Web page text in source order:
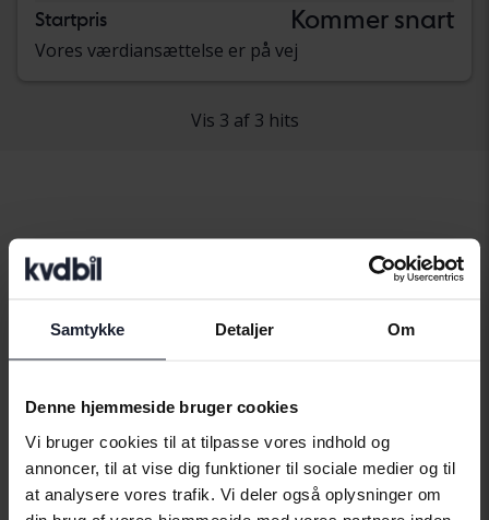
Samtykke Detaljer Om
Denne hjemmeside bruger cookies
Vi bruger cookies til at tilpasse vores indhold og
annoncer, til at vise dig funktioner til sociale medier og til
at analysere vores trafik. Vi deler også oplysninger om
Startpris Kommer snart
Vores værdiansættelse er på vej
Vis 3 af 3 hits
Køretøjer
Honda Accord
Honda CR-V
Honda Jazz